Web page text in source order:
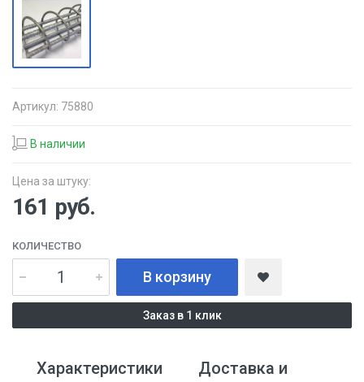
Артикул: 75880
В наличии
Цена за штуку:
161 руб.
КОЛИЧЕСТВО
В корзину
Заказ в 1 клик
Характеристики
Доставка и